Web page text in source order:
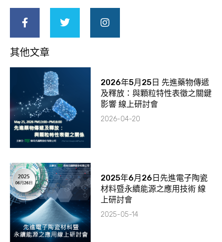
其他文章
2026年5月25日 先進藥物傳遞
及釋放：與顆粒特性表徵之關鍵
影響 線上研討會
2026-04-20
2025年6月26日先進電子陶瓷
材料暨永續能源之應用技術 線
上研討會
2025-05-14